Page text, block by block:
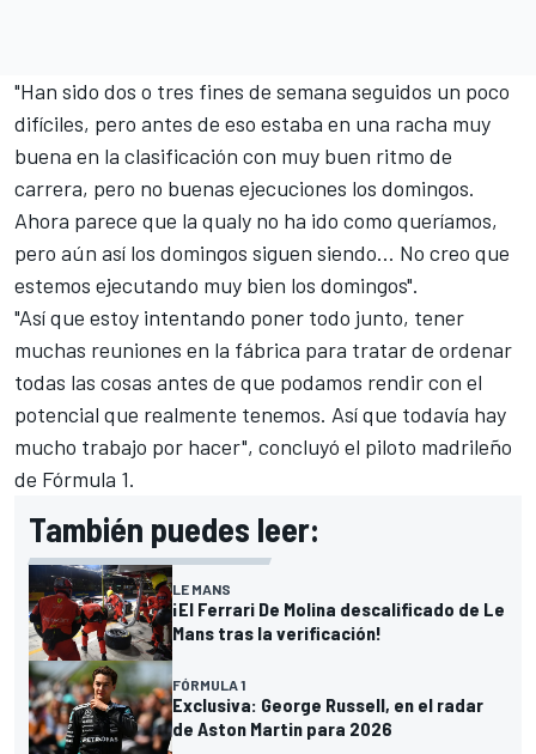
"Han sido dos o tres fines de semana seguidos un poco
difíciles, pero antes de eso estaba en una racha muy
buena en la clasificación con muy buen ritmo de
carrera, pero no buenas ejecuciones los domingos.
Ahora parece que la qualy no ha ido como queríamos,
pero aún así los domingos siguen siendo... No creo que
estemos ejecutando muy bien los domingos".
"Así que estoy intentando poner todo junto, tener
muchas reuniones en la fábrica para tratar de ordenar
todas las cosas antes de que podamos rendir con el
potencial que realmente tenemos. Así que todavía hay
mucho trabajo por hacer", concluyó el piloto madrileño
de Fórmula 1.
También puedes leer:
LE MANS
¡El Ferrari De Molina descalificado de Le
Mans tras la verificación!
FÓRMULA 1
Exclusiva: George Russell, en el radar
de Aston Martin para 2026